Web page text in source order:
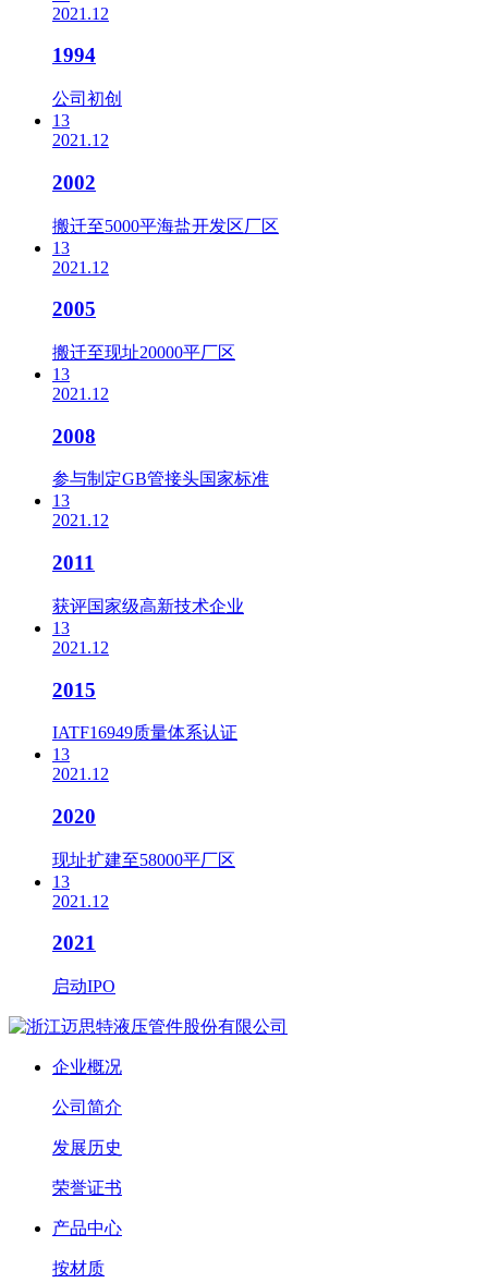
2021.12
1994
公司初创
13
2021.12
2002
搬迁至5000平海盐开发区厂区
13
2021.12
2005
搬迁至现址20000平厂区
13
2021.12
2008
参与制定GB管接头国家标准
13
2021.12
2011
获评国家级高新技术企业
13
2021.12
2015
IATF16949质量体系认证
13
2021.12
2020
现址扩建至58000平厂区
13
2021.12
2021
启动IPO
企业概况
公司简介
发展历史
荣誉证书
产品中心
按材质